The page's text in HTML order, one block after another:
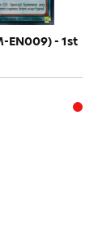
EN009) - 1st